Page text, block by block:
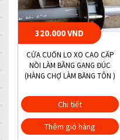
320.000 VND
CỬA CUỐN LO XO CAO CẤP
NỒI LÀM BẰNG GANG ĐÚC
(HÀNG CHỢ LÀM BĂNG TÔN )
Chi tiết
Thêm giỏ hàng